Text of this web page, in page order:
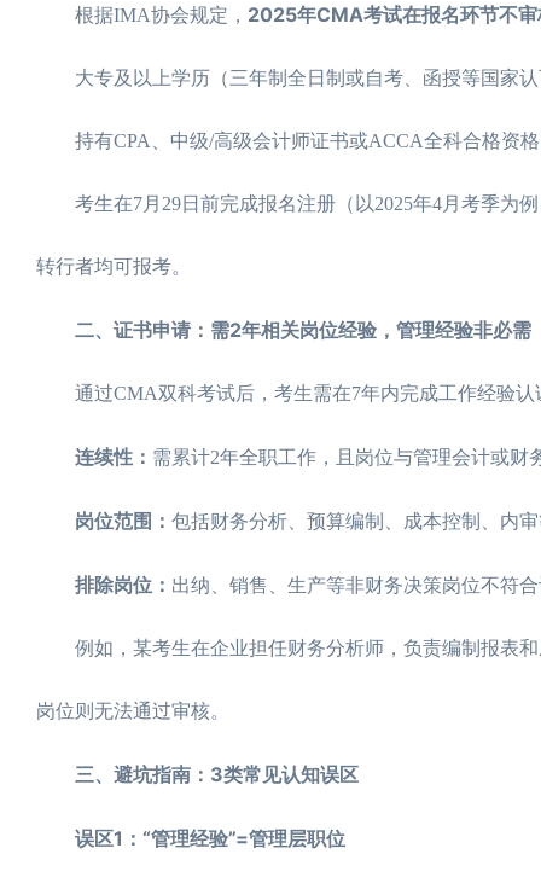
根据IMA协会规定， 2025年CMA考试在报名环节不
大专及以上学历（三年制全日制或自考、函授等国家认
持有CPA、中级/高级会计师证书或ACCA全科合格资
考生在7月29日前完成报名注册（以2025年4月考季为
转行者均可报考。
二、证书申请：需2年相关岗位经验，管理经验非必需
通过CMA双科考试后，考生需在7年内完成工作经验认
连续性： 需累计2年全职工作，且岗位与管理会计或财
岗位范围： 包括财务分析、预算编制、成本控制、内
排除岗位： 出纳、销售、生产等非财务决策岗位不符
例如，某考生在企业担任财务分析师，负责编制报表和
岗位则无法通过审核。
三、避坑指南：3类常见认知误区
误区1：“管理经验”=管理层职位